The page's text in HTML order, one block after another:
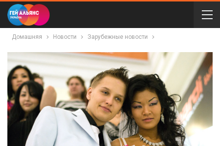
Домашняя Новости Зарубежные новости